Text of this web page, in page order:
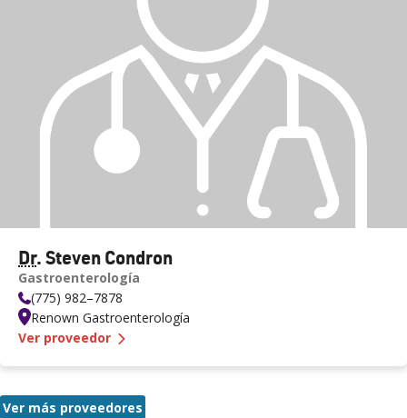
Dr. Steven Condron
Gastroenterología
(775) 982–7878
Renown Gastroenterología
Ver proveedor — Dr.
Ver más proveedores